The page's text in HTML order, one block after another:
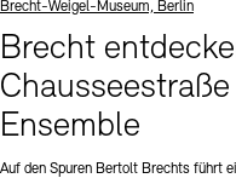
Standort
Brecht-Weigel-Museum, Berlin
Brecht
Ensemble
Auf den Spuren Bertolt Brechts führt